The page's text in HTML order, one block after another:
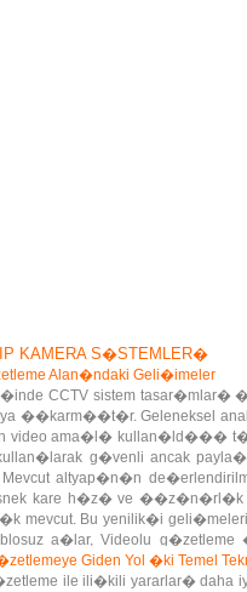
IP KAMERA S�STEMLER�
Alan�ndaki Geli�imeler
CCTV sistem tasar�mlar�
��karm��t�r. Geleneksel
ama�l� kullan�ld���
g�venli ancak
altyap�n�n
kare h�z� ve ��z�n�rl�k
mevcut. Bu yenilik�i
a�lar, Videolu
Giden Yol �ki Temel
ile ili�kili yararlar� daha